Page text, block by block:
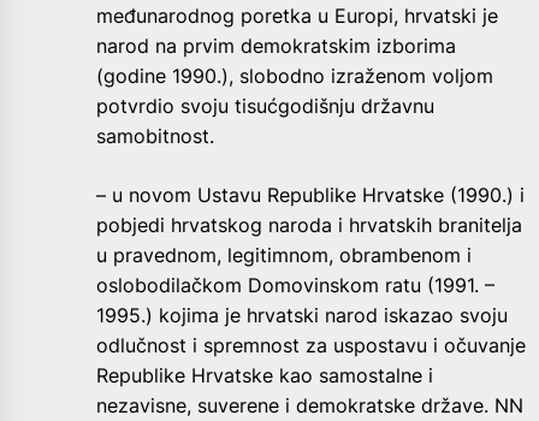
međunarodnog poretka u Europi, hrvatski je
narod na prvim demokratskim izborima
(godine 1990.), slobodno izraženom voljom
potvrdio svoju tisućgodišnju državnu
samobitnost.
– u novom Ustavu Republike Hrvatske (1990.) i
pobjedi hrvatskog naroda i hrvatskih branitelja
u pravednom, legitimnom, obrambenom i
oslobodilačkom Domovinskom ratu (1991. –
1995.) kojima je hrvatski narod iskazao svoju
odlučnost i spremnost za uspostavu i očuvanje
Republike Hrvatske kao samostalne i
nezavisne, suverene i demokratske države. NN